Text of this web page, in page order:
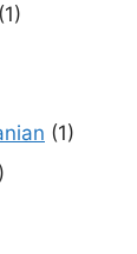
(1)
(1)